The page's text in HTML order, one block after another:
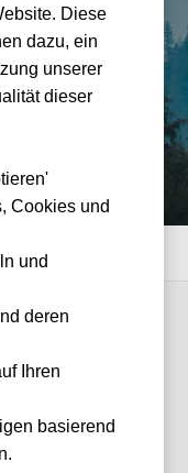
Diese
dazu, ein
unserer
dieser
Cookies und
und
deren
Ihren
basierend